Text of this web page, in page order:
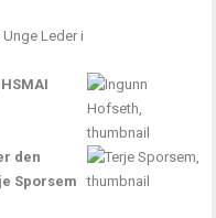
Leder i
den
Sporsem